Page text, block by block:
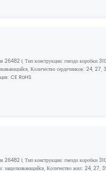
26482 I, Тип конструкции: гнездо коробки
Количество сердечников: 24, 27,
CE RoHS
26482 I, Тип конструкции: гнездо коробки
защелкивающийся, Количество жил: 24, 27,